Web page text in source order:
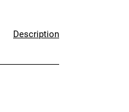
Description